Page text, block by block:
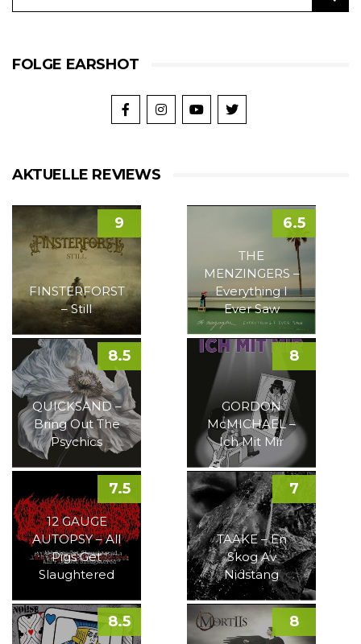
FOLGE EARSHOT
AKTUELLE REVIEWS
FINSTERFORST
– Still
9
THE
MENZINGERS –
Everything I
Ever Saw
6.5
QUICKSAND –
Bring Out The
Psychics
8.5
GORDON
McMICHAEL –
Ich Mit Mir
8
12 GAUGE
AUTOPSY – All
Pigs Get
Slaughtered
7.5
TAAKE – En
Skog Av
Nidstang
7
8.5 8